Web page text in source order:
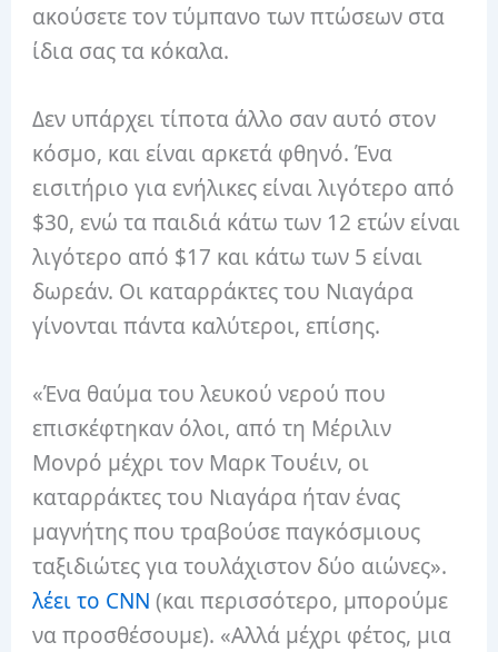
ακούσετε τον τύμπανο των πτώσεων στα
ίδια σας τα κόκαλα.
Δεν υπάρχει τίποτα άλλο σαν αυτό στον
κόσμο, και είναι αρκετά φθηνό. Ένα
εισιτήριο για ενήλικες είναι λιγότερο από
$30, ενώ τα παιδιά κάτω των 12 ετών είναι
λιγότερο από $17 και κάτω των 5 είναι
δωρεάν. Οι καταρράκτες του Νιαγάρα
γίνονται πάντα καλύτεροι, επίσης.
«Ένα θαύμα του λευκού νερού που
επισκέφτηκαν όλοι, από τη Μέριλιν
Μονρό μέχρι τον Μαρκ Τουέιν, οι
καταρράκτες του Νιαγάρα ήταν ένας
μαγνήτης που τραβούσε παγκόσμιους
ταξιδιώτες για τουλάχιστον δύο αιώνες».
λέει το CNN (και περισσότερο, μπορούμε
να προσθέσουμε). «Αλλά μέχρι φέτος, μια